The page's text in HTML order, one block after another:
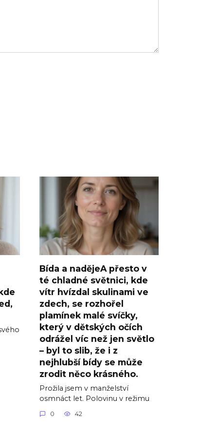
Bída a nadějeA přesto v
té chladné světnici, kde
vítr hvízdal skulinami ve
zdech, se rozhořel
plamínek malé svíčky,
který v dětských očích
odrážel víc než jen světlo
– byl to slib, že i z
nejhlubší bídy se může
zrodit něco krásného.
Prožila jsem v manželství
osmnáct let. Polovinu v režimu
0 42